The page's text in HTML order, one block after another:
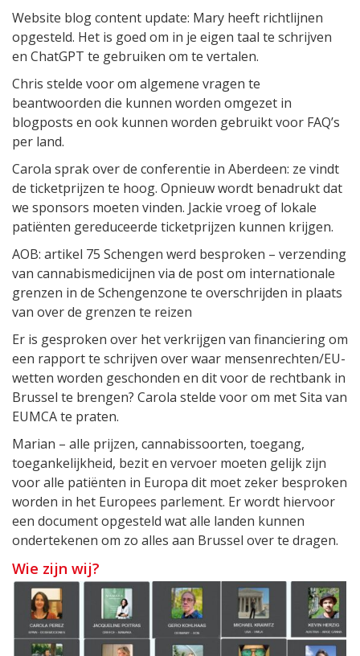
Website blog content update: Mary heeft richtlijnen
opgesteld. Het is goed om in je eigen taal te schrijven
en ChatGPT te gebruiken om te vertalen.
Chris stelde voor om algemene vragen te
beantwoorden die kunnen worden omgezet in
blogposts en ook kunnen worden gebruikt voor FAQ’s
per land.
Carola sprak over de conferentie in Aberdeen: ze vindt
de ticketprijzen te hoog. Opnieuw wordt benadrukt dat
we sponsors moeten vinden. Jackie vroeg of lokale
patiënten gereduceerde ticketprijzen kunnen krijgen.
AOB: artikel 75 Schengen werd besproken – verzending
van cannabismedicijnen via de post om internationale
grenzen in de Schengenzone te overschrijden in plaats
van over de grenzen te reizen
Er is gesproken over het verkrijgen van financiering om
een rapport te schrijven over waar mensenrechten/EU-
wetten worden geschonden en dit voor de rechtbank in
Brussel te brengen? Carola stelde voor om met Sita van
EUMCA te praten.
Marian – alle prijzen, cannabissoorten, toegang,
toegankelijkheid, bezit en vervoer moeten gelijk zijn
voor alle patiënten in Europa dit moet zeker besproken
worden in het Europees parlement. Er wordt hiervoor
een document opgesteld wat alle landen kunnen
ondertekenen om zo alles aan Brussel over te dragen.
Wie zijn wij?